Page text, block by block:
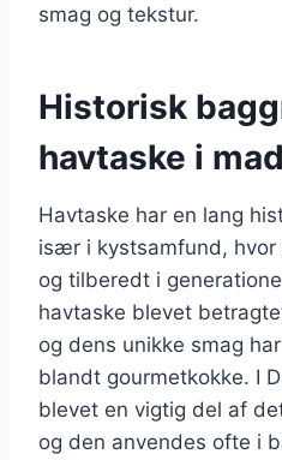
smag og tekstur.
Historisk
havtaske i
Havtaske har en lang
især i kystsamfund,
og tilberedt i
havtaske blevet
og dens unikke smag
blandt gourmetkokke. I
blevet en vigtig del af
og den anvendes ofte i